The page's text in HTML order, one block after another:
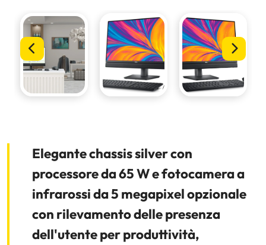
Elegante chassis silver con
processore da 65 W e fotocamera a
infrarossi da 5 megapixel opzionale
con rilevamento delle presenza
dell'utente per produttività,